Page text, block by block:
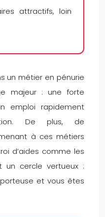
attractifs, loin
un métier en pénurie
majeur : une forte
emploi rapidement
De plus, de
à ces métiers
d’aides comme les
un cercle vertueux :
et vous êtes